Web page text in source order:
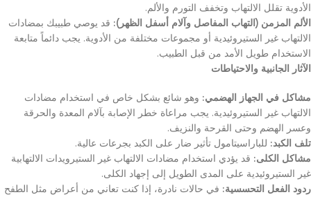
الأدوية تقلل الالتهاب وتخفف التورم والألم.
الألم المزمن (التهاب المفاصل وآلام أسفل الظهر): قد يوصي طبيبك بمضادات
الالتهاب غير الستيروئيدية أو مجموعات مختلفة من الأدوية. يجب دائماً متابعة
الاستخدام طويل الأمد من قبل الطبيب.
الآثار الجانبية والاحتياطات
مشاكل في الجهاز الهضمي: وهو شائع بشكل خاص في استخدام مضادات
الالتهاب غير الستيروئيدية. يجب مراعاة خطر الإصابة بآلام المعدة والحرقة
وعسر الهضم وحتى القرحة والنزيف.
تلف الكبد: للباراسيتامول تأثير ضار على الكبد بجرعات عالية.
مشاكل الكلى: قد يؤدي استخدام مضادات الالتهاب غير الستيرويدات الالتهابية
غير الستيروئيدية على المدى الطويل إلى إجهاد الكلى.
ردود الفعل التحسسية: في حالات نادرة، إذا كنت تعاني من أعراض مثل الطفح